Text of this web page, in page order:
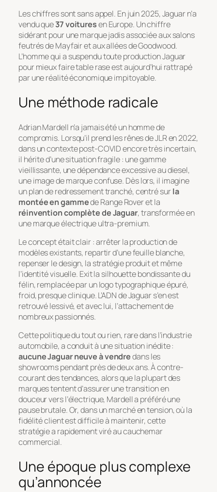
Les chiffres sont sans appel. En juin 2025, Jaguar n’a
vendu que37 voituresen Europe. Un chiffre
sidérant pour une marque jadis associée aux salons
feutrés de Mayfair et aux allées de Goodwood.
L’homme qui a suspendu toute production Jaguar
pour mieux faire table rase est aujourd’hui rattrapé
par une réalité économique impitoyable.
Une méthode radicale
Adrian Mardell n’a jamais été un homme de
compromis. Lorsqu’il prend les rênes de JLR en 2022,
dans un contexte post-COVID encore très incertain,
il hérite d’une situation fragile : une gamme
vieillissante, une dépendance excessive au diesel,
une image de marque confuse. Dès lors, il imagine
un plan de redressement tranché, centré surla
montée en gammede Range Rover et la
réinvention complète de Jaguar, transformée en
une marque électrique ultra-premium.
Le concept était clair : arrêter la production de
modèles existants, repartir d’une feuille blanche,
repenser le design, la stratégie produit et même
l’identité visuelle. Exit la silhouette bondissante du
félin, remplacée par un logo typographique épuré,
froid, presque clinique. L’ADN de Jaguar s’en est
retrouvé lessivé, et avec lui, l’attachement de
nombreux passionnés.
Cette politique du tout ou rien, rare dans l’industrie
automobile, a conduit à une situation inédite :
aucune Jaguar neuve à vendredans les
showrooms pendant près de deux ans. À contre-
courant des tendances, alors que la plupart des
marques tentent d’assurer une transition en
douceur vers l’électrique, Mardell a préféré une
pause brutale. Or, dans un marché en tension, où la
fidélité client est difficile à maintenir, cette
stratégie a rapidement viré au cauchemar
commercial.
Une époque plus complexe
qu’annoncée